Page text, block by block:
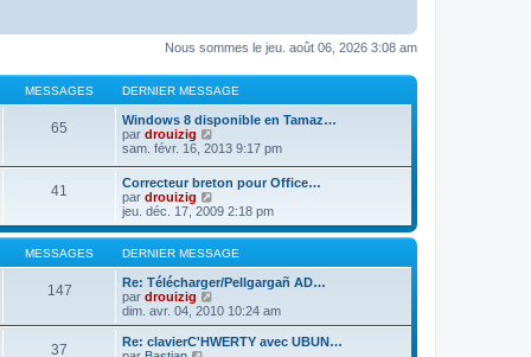
Nous sommes le jeu. août 06, 2026 3:08 am
MESSAGES DERNIER MESSAGE
65
Windows 8 disponible en Tamaz…
par drouizig
o
u
l
t
e
r
l
d
e
r
n
i
sam. févr. 16, 2013 9:17 pm
41
Correcteur breton pour Office…
par drouizig
o
n
s
u
l
t
r
l
e
jeu. déc. 17, 2009 2:18 pm
MESSAGES DERNIER MESSAGE
147
Re: Télécharger/Pellgargañ AD…
par drouizig
o
n
s
dim. avr. 04, 2010 10:24 am
37
Re: clavierC'HWERTY avec UBUN…